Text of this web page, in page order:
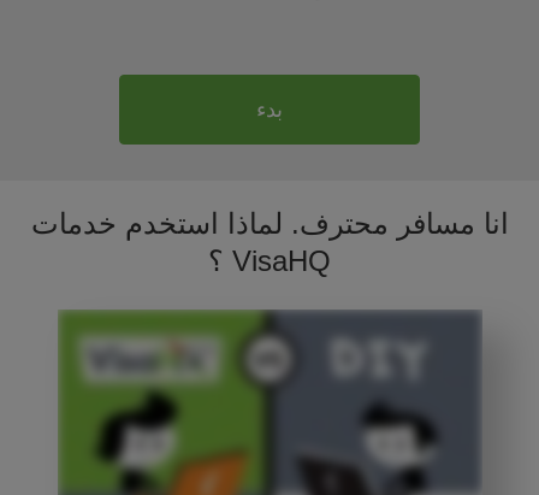
بدء
انا مسافر محترف. لماذا استخدم خدمات
VisaHQ ؟